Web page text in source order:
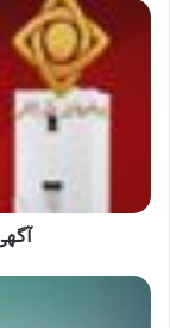
آگهی
آشپزخانه
آگهی